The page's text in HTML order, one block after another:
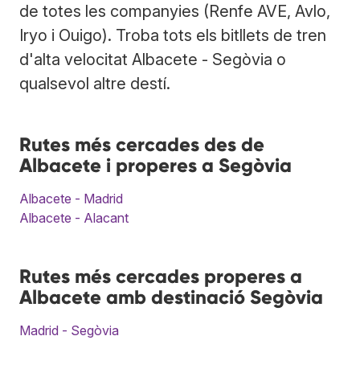
de totes les companyies (Renfe AVE, Avlo,
Iryo i Ouigo). Troba tots els bitllets de tren
d'alta velocitat Albacete - Segòvia o
qualsevol altre destí.
Rutes més cercades des de
Albacete i properes a Segòvia
Albacete - Madrid
Albacete - Alacant
Rutes més cercades properes a
Albacete amb destinació Segòvia
Madrid - Segòvia